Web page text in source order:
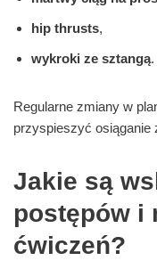
hip thrusts,
wykroki ze sztangą.
Regularne zmiany w
przyspieszyć osiąganie
Jakie są
postępów i
ćwiczeń?